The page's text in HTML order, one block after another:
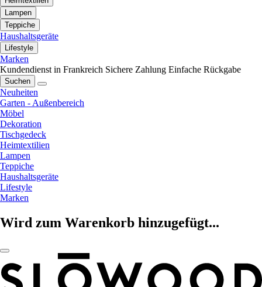
Lampen
Teppiche
Haushaltsgeräte
Lifestyle
Marken
Kundendienst in Frankreich Sichere Zahlung Einfache Rückgabe
Suchen
Neuheiten
Garten - Außenbereich
Möbel
Dekoration
Tischgedeck
Heimtextilien
Lampen
Teppiche
Haushaltsgeräte
Lifestyle
Marken
Wird zum Warenkorb hinzugefügt...